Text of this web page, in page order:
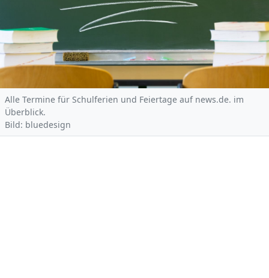
Alle Termine für Schulferien und Feiertage auf news.de. im
Überblick.
Bild: bluedesign